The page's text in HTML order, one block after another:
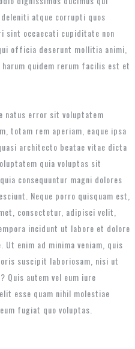
atque corrupti quos
sint occaecati cupiditate non
officia deserunt mollitia animi,
quidem rerum facilis est et
natus error sit voluptatem
totam rem aperiam, eaque ipsa
architecto beatae vitae dicta
quia voluptas sit
consequuntur magni dolores
Neque porro quisquam est,
consectetur, adipisci velit,
incidunt ut labore et dolore
Ut enim ad minima veniam, quis
suscipit laboriosam, nisi ut
Quis autem vel eum iure
esse quam nihil molestiae
fugiat quo voluptas.